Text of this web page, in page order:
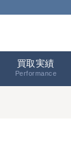
買取実績
Performance